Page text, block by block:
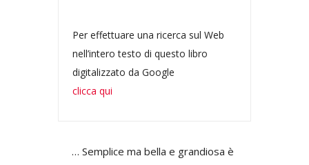
Per effettuare una ricerca sul Web
nell’intero testo di questo libro
digitalizzato da Google
clicca qui
… Semplice ma bella e grandiosa è